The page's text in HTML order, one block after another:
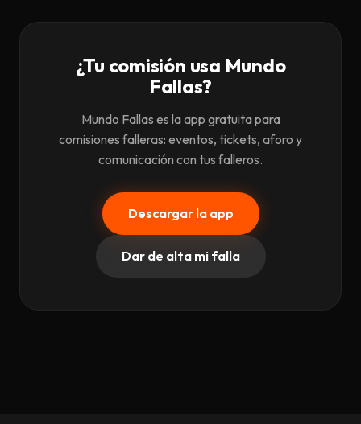
¿Tu comisión usa Mundo
Fallas?
Mundo Fallas es la app gratuita para
comisiones falleras: eventos, tickets, aforo y
comunicación con tus falleros.
Descargar la app
Dar de alta mi falla